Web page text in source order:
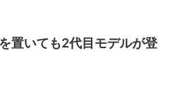
置いても2代目モデルが登